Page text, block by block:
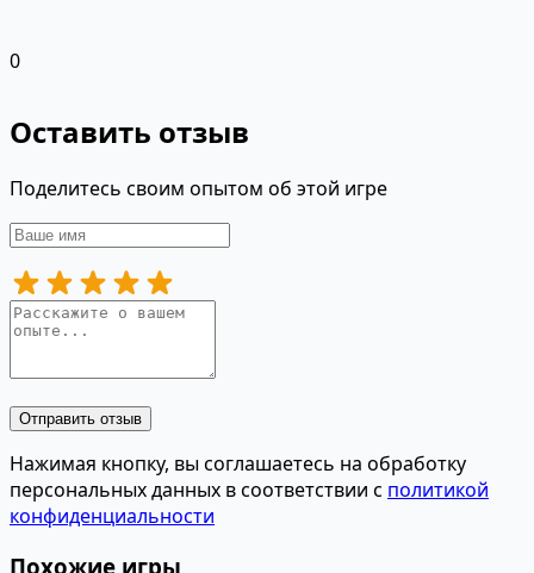
0
Оставить отзыв
Поделитесь своим опытом об этой игре
Отправить отзыв
Нажимая кнопку, вы соглашаетесь на обработку
персональных данных в соответствии с политикой
конфиденциальности
Похожие игры